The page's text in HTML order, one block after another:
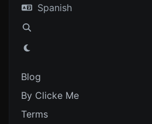
Spanish
Blog
By Clicke Me
Terms